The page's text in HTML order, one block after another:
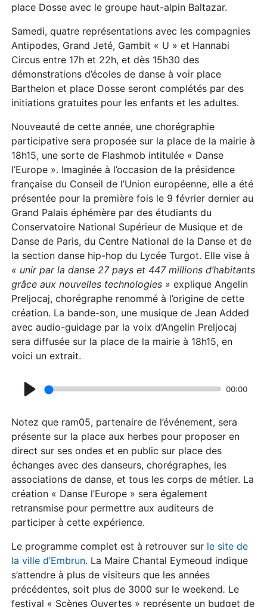
place Dosse avec le groupe haut-alpin Baltazar.
Samedi, quatre représentations avec les compagnies
Antipodes, Grand Jeté, Gambit « U » et Hannabi
Circus entre 17h et 22h, et dès 15h30 des
démonstrations d’écoles de danse à voir place
Barthelon et place Dosse seront complétés par des
initiations gratuites pour les enfants et les adultes.
Nouveauté de cette année, une chorégraphie
participative sera proposée sur la place de la mairie à
18h15, une sorte de Flashmob intitulée « Danse
l’Europe ». Imaginée à l’occasion de la présidence
française du Conseil de l’Union européenne, elle a été
présentée pour la première fois le 9 février dernier au
Grand Palais éphémère par des étudiants du
Conservatoire National Supérieur de Musique et de
Danse de Paris, du Centre National de la Danse et de
la section danse hip-hop du Lycée Turgot. Elle vise à
« unir par la danse 27 pays et 447 millions d’habitants
grâce aux nouvelles technologies »explique Angelin
Preljocaj, chorégraphe renommé à l’origine de cette
création. La bande-son, une musique de Jean Added
avec audio-guidage par la voix d’Angelin Preljocaj
sera diffusée sur la place de la mairie à 18h15, en
voici un extrait.
l
a
y
00:00
Notez que ram05, partenaire de l’événement, sera
présente sur la place aux herbes pour proposer en
direct sur ses ondes et en public sur place des
échanges avec des danseurs, chorégraphes, les
associations de danse, et tous les corps de métier. La
création « Danse l’Europe » sera également
retransmise pour permettre aux auditeurs de
participer à cette expérience.
Le programme complet est à retrouver sur le site de
la ville d’Embrun. La Maire Chantal Eymeoud indique
s’attendre à plus de visiteurs que les années
précédentes, soit plus de 3000 sur le weekend. Le
festival « Scènes Ouvertes » représente un budget de